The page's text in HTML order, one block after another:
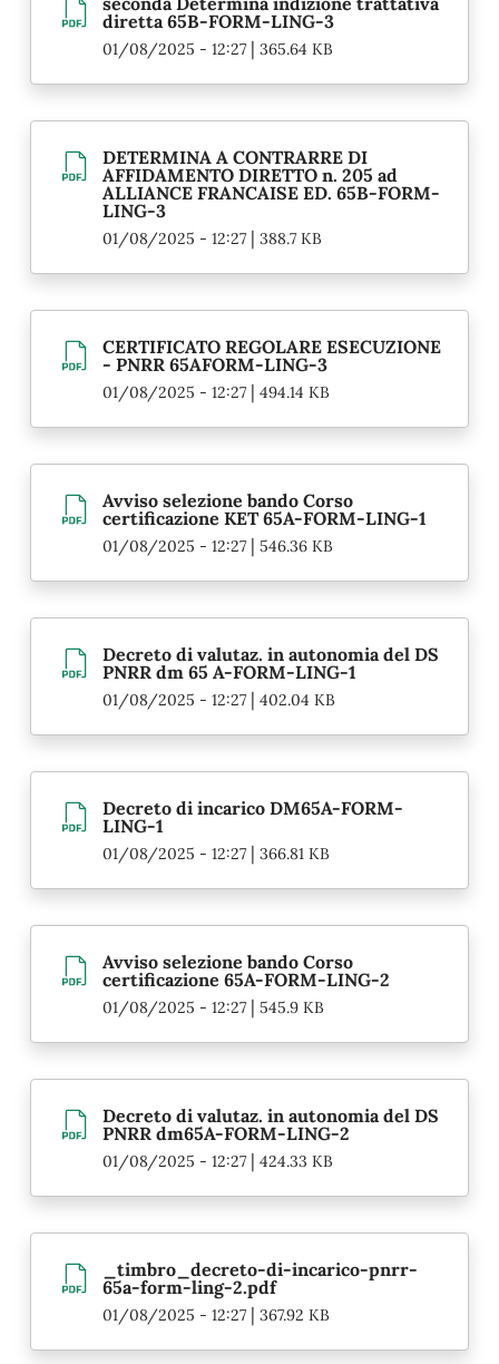
diretta 65B-FORM-LING-3
01/08/2025 - 12:27| 365.64 KB
DETERMINA A CONTRARRE DI
AFFIDAMENTO DIRETTO n. 205 ad
ALLIANCE FRANCAISE ED. 65B-FORM-
LING-3
01/08/2025 - 12:27| 388.7 KB
CERTIFICATO REGOLARE ESECUZIONE
- PNRR 65AFORM-LING-3
01/08/2025 - 12:27| 494.14 KB
Avviso selezione bando Corso
certificazione KET 65A-FORM-LING-1
01/08/2025 - 12:27| 546.36 KB
Decreto di valutaz. in autonomia del DS
PNRR dm 65 A-FORM-LING-1
01/08/2025 - 12:27| 402.04 KB
Decreto di incarico DM65A-FORM-
LING-1
01/08/2025 - 12:27| 366.81 KB
Avviso selezione bando Corso
certificazione 65A-FORM-LING-2
01/08/2025 - 12:27| 545.9 KB
Decreto di valutaz. in autonomia del DS
PNRR dm65A-FORM-LING-2
01/08/2025 - 12:27| 424.33 KB
_timbro_decreto-di-incarico-pnrr-
65a-form-ling-2.pdf
01/08/2025 - 12:27| 367.92 KB